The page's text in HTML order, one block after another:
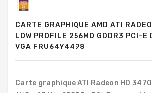
Durs
Composants
PC
Composants
CARTE GRAPHIQUE AMD ATI
LOW PROFILE 256MO GDDR3 PCI-E
VGA FRU64Y4498
Carte graphique ATI Radeon HD